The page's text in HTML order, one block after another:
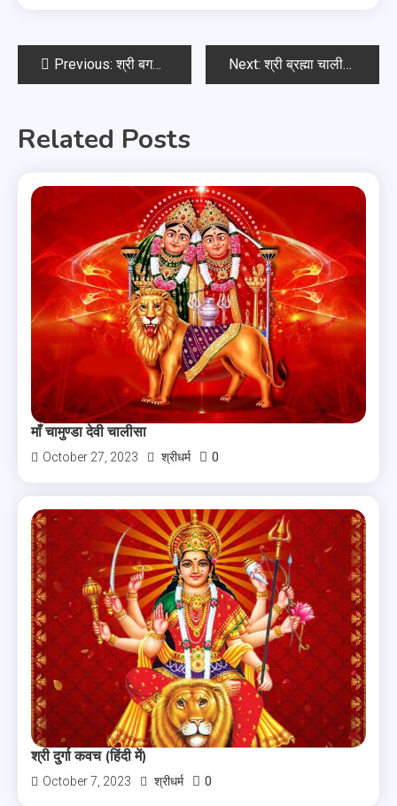
Previous: श्री बगलामुखी चालीसा Next: श्री ब्रह्मा चालीसा
Related Posts
माँ चामुण्डा देवी चालीसा
October 27, 2023 श्रीधर्म 0
श्री दुर्गा कवच (हिंदी में)
October 7, 2023 श्रीधर्म 0